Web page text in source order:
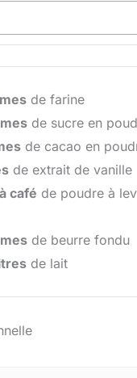
de farine
de sucre en
de cacao en
de extrait de vanille
café de poudre à
de beurre fondu
de lait